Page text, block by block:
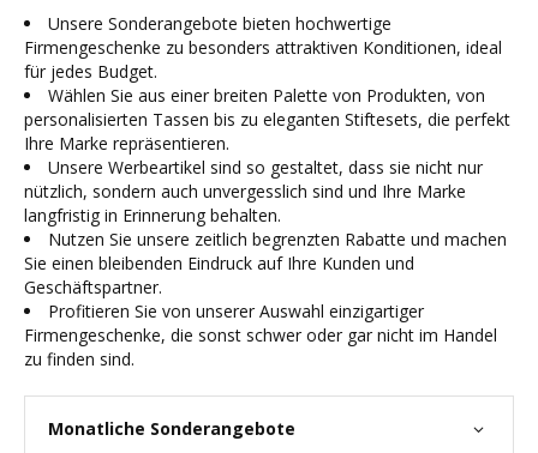
Unsere Sonderangebote bieten hochwertige
Firmengeschenke zu besonders attraktiven Konditionen, ideal
für jedes Budget.
Wählen Sie aus einer breiten Palette von Produkten, von
personalisierten Tassen bis zu eleganten Stiftesets, die perfekt
Ihre Marke repräsentieren.
Unsere Werbeartikel sind so gestaltet, dass sie nicht nur
nützlich, sondern auch unvergesslich sind und Ihre Marke
langfristig in Erinnerung behalten.
Nutzen Sie unsere zeitlich begrenzten Rabatte und machen
Sie einen bleibenden Eindruck auf Ihre Kunden und
Geschäftspartner.
Profitieren Sie von unserer Auswahl einzigartiger
Firmengeschenke, die sonst schwer oder gar nicht im Handel
zu finden sind.
Monatliche Sonderangebote